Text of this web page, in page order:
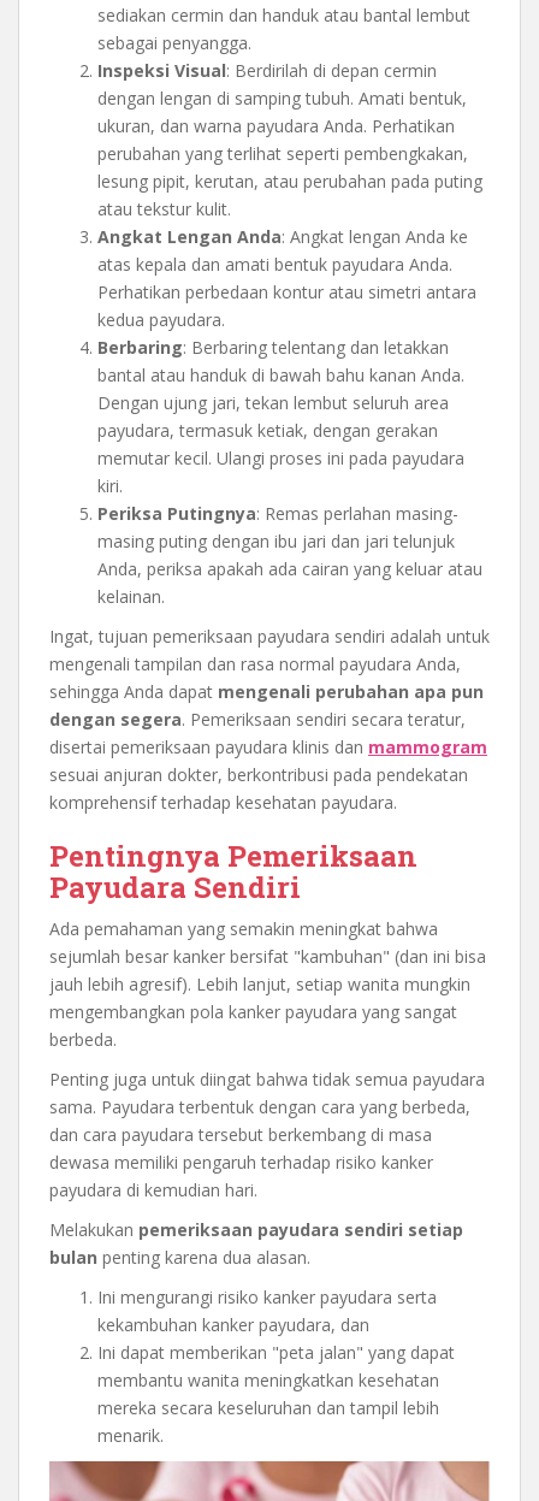
sediakan cermin dan handuk atau bantal lembut
sebagai penyangga.
Inspeksi Visual: Berdirilah di depan cermin
dengan lengan di samping tubuh. Amati bentuk,
ukuran, dan warna payudara Anda. Perhatikan
perubahan yang terlihat seperti pembengkakan,
lesung pipit, kerutan, atau perubahan pada puting
atau tekstur kulit.
Angkat Lengan Anda: Angkat lengan Anda ke
atas kepala dan amati bentuk payudara Anda.
Perhatikan perbedaan kontur atau simetri antara
kedua payudara.
Berbaring: Berbaring telentang dan letakkan
bantal atau handuk di bawah bahu kanan Anda.
Dengan ujung jari, tekan lembut seluruh area
payudara, termasuk ketiak, dengan gerakan
memutar kecil. Ulangi proses ini pada payudara
kiri.
Periksa Putingnya: Remas perlahan masing-
masing puting dengan ibu jari dan jari telunjuk
Anda, periksa apakah ada cairan yang keluar atau
kelainan.
Ingat, tujuan pemeriksaan payudara sendiri adalah untuk
mengenali tampilan dan rasa normal payudara Anda,
sehingga Anda dapat mengenali perubahan apa pun
dengan segera. Pemeriksaan sendiri secara teratur,
disertai pemeriksaan payudara klinis dan mammogram
sesuai anjuran dokter, berkontribusi pada pendekatan
komprehensif terhadap kesehatan payudara.
Pentingnya Pemeriksaan
Payudara Sendiri
Ada pemahaman yang semakin meningkat bahwa
sejumlah besar kanker bersifat "kambuhan" (dan ini bisa
jauh lebih agresif). Lebih lanjut, setiap wanita mungkin
mengembangkan pola kanker payudara yang sangat
berbeda.
Penting juga untuk diingat bahwa tidak semua payudara
sama. Payudara terbentuk dengan cara yang berbeda,
dan cara payudara tersebut berkembang di masa
dewasa memiliki pengaruh terhadap risiko kanker
payudara di kemudian hari.
Melakukan pemeriksaan payudara sendiri setiap
bulan penting karena dua alasan.
Ini mengurangi risiko kanker payudara serta
kekambuhan kanker payudara, dan
Ini dapat memberikan "peta jalan" yang dapat
membantu wanita meningkatkan kesehatan
mereka secara keseluruhan dan tampil lebih
menarik.